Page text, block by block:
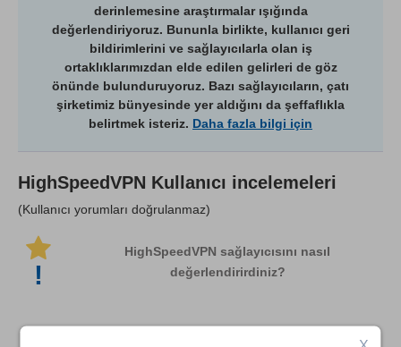
derinlemesine araştırmalar ışığında
değerlendiriyoruz. Bununla birlikte, kullanıcı geri
bildirimlerini ve sağlayıcılarla olan iş
ortaklıklarımızdan elde edilen gelirleri de göz
önünde bulunduruyoruz. Bazı sağlayıcıların, çatı
şirketimiz bünyesinde yer aldığını da şeffaflıkla
belirtmek isteriz. Daha fazla bilgi için
HighSpeedVPN Kullanıcı incelemeleri
(Kullanıcı yorumları doğrulanmaz)
!
HighSpeedVPN sağlayıcısını nasıl
değerlendirirdiniz?